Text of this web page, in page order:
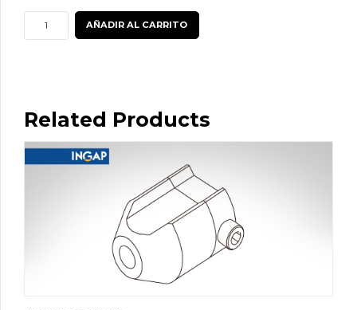
Zapata
traslape
Extrusoras
BAK
AÑADIR AL CARRITO
Related Products